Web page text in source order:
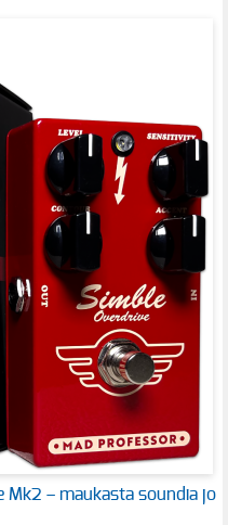
Mk2 – maukasta soundia jo